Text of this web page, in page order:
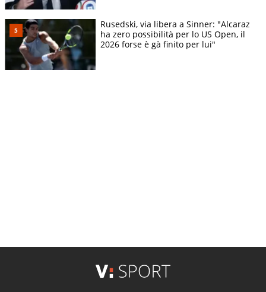
Rusedski, via libera a Sinner: "Alcaraz
ha zero possibilità per lo US Open, il
2026 forse è gà finito per lui"